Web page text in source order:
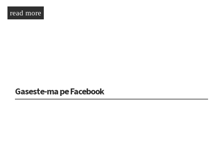
read more
Gaseste-ma pe Facebook